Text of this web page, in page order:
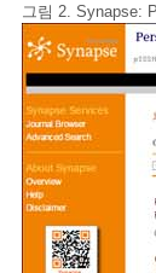
그림 2. Synapse: